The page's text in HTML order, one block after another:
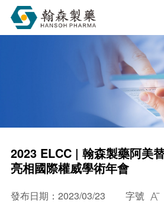
2023 ELCC | 翰森製藥阿美
亮相國際權威學術年會
發布日期：2023/03/23 字號 